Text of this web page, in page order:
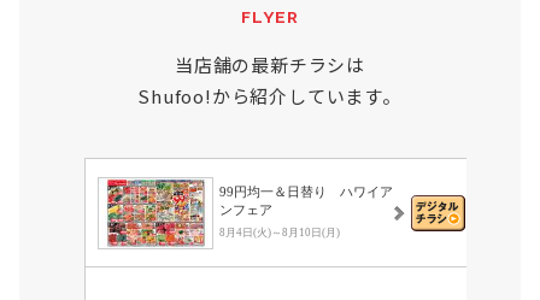
FLYER
当店舗の最新チラシは
Shufoo!から紹介しています。